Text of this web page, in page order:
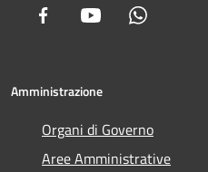
Facebook Youtube
Amministrazione
Organi di Governo
Aree Amministrative